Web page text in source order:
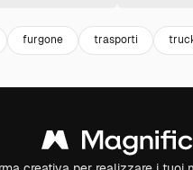
furgone trasporti